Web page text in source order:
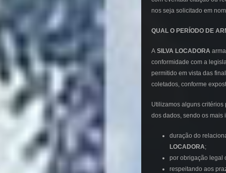
nos seja solicitado em
QUAL O PERÍODO DE
A SILVA LOCADORA
conformidade com a
permitido em vista das
coletados, conforme
Utilizamos alguns
dos dados, sendo os mais
duração do
LOCADORA;
por obrigação legal
respeitando aos